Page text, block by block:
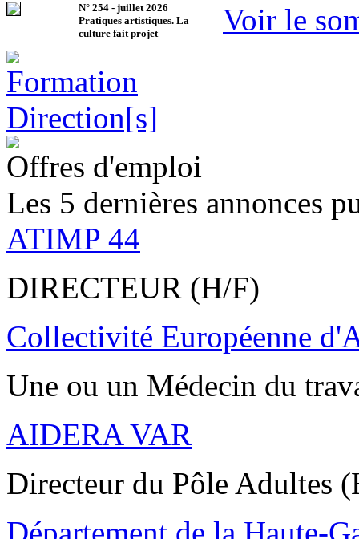
N° 254 - juillet 2026
Pratiques artistiques. La
culture fait projet
Voir le
Offres d'emploi
Les 5 dernières annonces
ATIMP 44
DIRECTEUR (H/F)
Collectivité Européenne
Une ou un Médecin du
AIDERA VAR
Directeur du Pôle Adultes